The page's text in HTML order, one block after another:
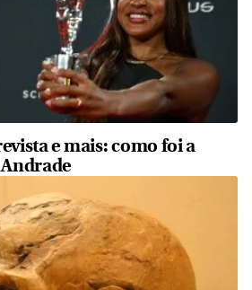
e mais: como foi a
Andrade